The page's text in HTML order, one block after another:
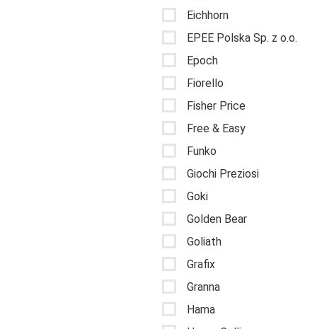
Eichhorn
EPEE Polska Sp. z o.o.
Epoch
Fiorello
Fisher Price
Free & Easy
Funko
Giochi Preziosi
Goki
Golden Bear
Goliath
Grafix
Granna
Hama